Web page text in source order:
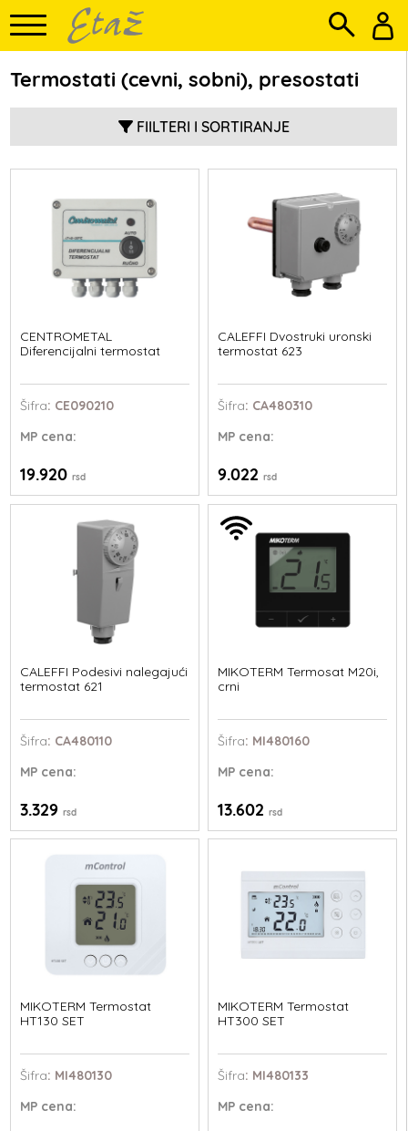
Termostati (cevni, sobni), presostati
FIILTERI I SORTIRANJE
CENTROMETAL
Diferencijalni termostat
Šifra: CE090210
MP cena:
19.920rsd
CALEFFI Dvostruki uronski
termostat 623
Šifra: CA480310
MPcena:
9.022 rsd
CALEFFI Podesivi nalegajući
termostat 621
Šifra: CA480110
MP cena:
3.329rsd
MIKOTERM Termosat M20i,
crni
Šifra: MI480160
MPcena:
13.602 rsd
MIKOTERM Termostat
HT130 SET
Šifra: MI480130
MP cena:
MIKOTERM Termostat
HT300 SET
Šifra: MI480133
MPcena: